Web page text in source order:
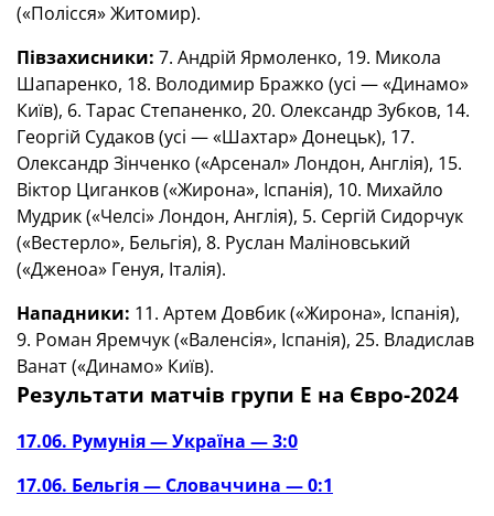
(«Полісся» Житомир).
Півзахисники: 7. Андрій Ярмоленко, 19. Микола
Шапаренко, 18. Володимир Бражко (усі — «Динамо»
Київ), 6. Тарас Степаненко, 20. Олександр Зубков, 14.
Георгій Судаков (усі — «Шахтар» Донецьк), 17.
Олександр Зінченко («Арсенал» Лондон, Англія), 15.
Віктор Циганков («Жирона», Іспанія), 10. Михайло
Мудрик («Челсі» Лондон, Англія), 5. Сергій Сидорчук
(«Вестерло», Бельгія), 8. Руслан Маліновський
(«Дженоа» Генуя, Італія).
Нападники: 11. Артем Довбик («Жирона», Іспанія),
9. Роман Яремчук («Валенсія», Іспанія), 25. Владислав
Ванат («Динамо» Київ).
Результати матчів групи Е на Євро-2024
17.06. Румунія — Україна — 3:0
17.06. Бельгія — Словаччина — 0:1